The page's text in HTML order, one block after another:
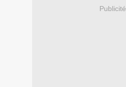
Publicité